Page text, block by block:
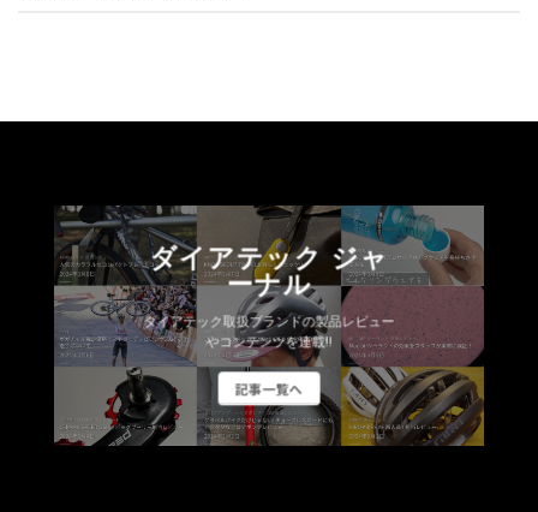
ダイアテック ジャ
ーナル
ダイアテック取扱ブランドの製品レビュー
やコンテンツを連載!!
記事一覧へ